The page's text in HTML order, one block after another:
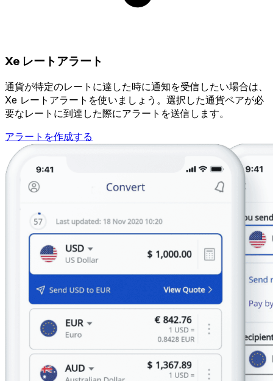
Xe レートアラート
通貨が特定のレートに達した時に通知を受信したい場合は、
Xe レートアラートを使いましょう。選択した通貨ペアが必
要なレートに到達した際にアラートを送信します。
アラートを作成する